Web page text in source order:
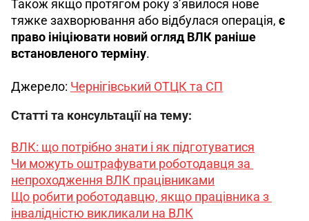
Також якщо протягом року з’явилося нове
тяжке захворювання або відбулася операція, є
право ініціювати новий огляд ВЛК раніше
встановленого терміну.
Джерело: Чернігівський ОТЦК та СП
Статті та консультації на тему:
ВЛК: що потрібно знати і як підготуватися
Чи можуть оштрафувати роботодавця за
непроходження ВЛК працівниками
Що робити роботодавцю, якщо працівника з
інвалідністю викликали на ВЛК